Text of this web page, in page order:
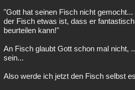
"Gott hat seinen Fisch nicht
der Fisch etwas ist, dass er
beurteilen kann!"
An Fisch glaubt Gott schon mal nicht,
sein...
Also werde ich jetzt den Fisch selbst